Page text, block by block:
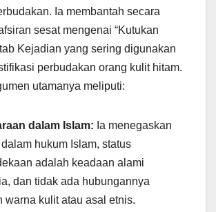
Ia membantah secara
sesat mengenai “Kutukan
Kejadian yang sering digunakan
perbudakan orang kulit hitam.
utamanya meliputi:
dalam Islam: Ia menegaskan
hukum Islam, status
adalah keadaan alami
dan tidak ada hubungannya
warna kulit atau asal etnis.